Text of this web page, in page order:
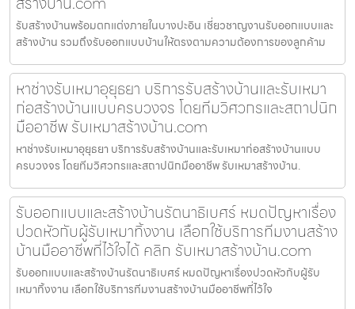
รับสร้างบ้านพร้อมตกแต่งภายในบางปะอิน เชี่ยวชาญงานรับออกแบบและ
สร้างบ้าน รวมถึงรับออกแบบบ้านให้ตรงตามความต้องการของลูกค้าม
หาช่างรับเหมาอุยุธยา บริการรับสร้างบ้านและรับเหมา
ก่อสร้างบ้านแบบครบวงจร โดยทีมวิศวกรและสถาปนิก
มืออาชีพ รับเหมาสร้างบ้าน.com
หาช่างรับเหมาอุยุธยา บริการรับสร้างบ้านและรับเหมาก่อสร้างบ้านแบบ
ครบวงจร โดยทีมวิศวกรและสถาปนิกมืออาชีพ รับเหมาสร้างบ้าน.
รับออกแบบและสร้างบ้านรัตนาธิเบศร์ หมดปัญหาเรื่อง
ปวดหัวกับผู้รับเหมาทิ้งงาน เลือกใช้บริการทีมงานสร้าง
บ้านมืออาชีพที่ไว้ใจได้ คลิก รับเหมาสร้างบ้าน.com
รับออกแบบและสร้างบ้านรัตนาธิเบศร์ หมดปัญหาเรื่องปวดหัวกับผู้รับ
เหมาทิ้งงาน เลือกใช้บริการทีมงานสร้างบ้านมืออาชีพที่ไว้ใจ